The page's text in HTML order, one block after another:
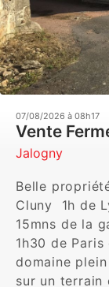
07/08/2026 à 08h17
Vente
Jalogny
Belle
Cluny  1h de
15mns de la
1h30 de
domaine
sur un terrain